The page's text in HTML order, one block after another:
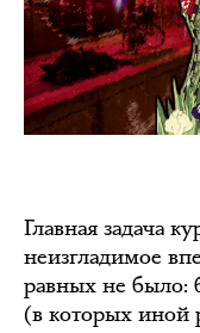
Главная задача
неизгладимое
равных не было:
(в которых иной